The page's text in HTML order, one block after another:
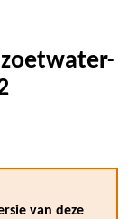
van deze